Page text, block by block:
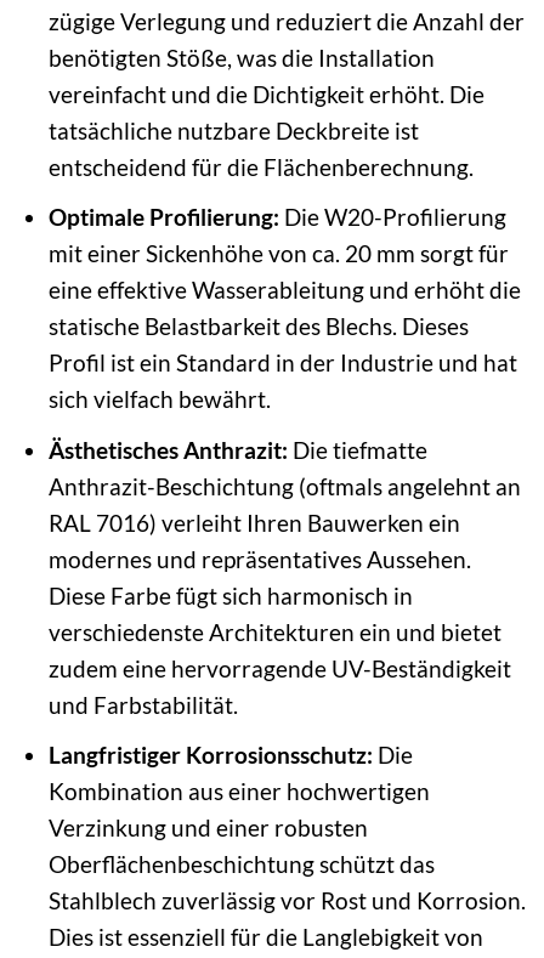
zügige Verlegung und reduziert die Anzahl der
benötigten Stöße, was die Installation
vereinfacht und die Dichtigkeit erhöht. Die
tatsächliche nutzbare Deckbreite ist
entscheidend für die Flächenberechnung.
Optimale Profilierung: Die W20-Profilierung
mit einer Sickenhöhe von ca. 20 mm sorgt für
eine effektive Wasserableitung und erhöht die
statische Belastbarkeit des Blechs. Dieses
Profil ist ein Standard in der Industrie und hat
sich vielfach bewährt.
Ästhetisches Anthrazit: Die tiefmatte
Anthrazit-Beschichtung (oftmals angelehnt an
RAL 7016) verleiht Ihren Bauwerken ein
modernes und repräsentatives Aussehen.
Diese Farbe fügt sich harmonisch in
verschiedenste Architekturen ein und bietet
zudem eine hervorragende UV-Beständigkeit
und Farbstabilität.
Langfristiger Korrosionsschutz: Die
Kombination aus einer hochwertigen
Verzinkung und einer robusten
Oberflächenbeschichtung schützt das
Stahlblech zuverlässig vor Rost und Korrosion.
Dies ist essenziell für die Langlebigkeit von